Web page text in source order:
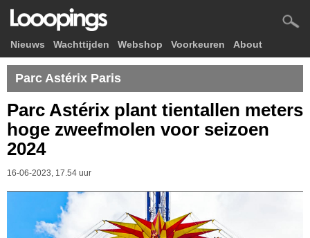
Nieuws Wachttijden Webshop Voorkeuren About
Parc Astérix Paris
Parc Astérix plant tientallen meters
hoge zweefmolen voor seizoen
2024
16-06-2023, 17.54 uur